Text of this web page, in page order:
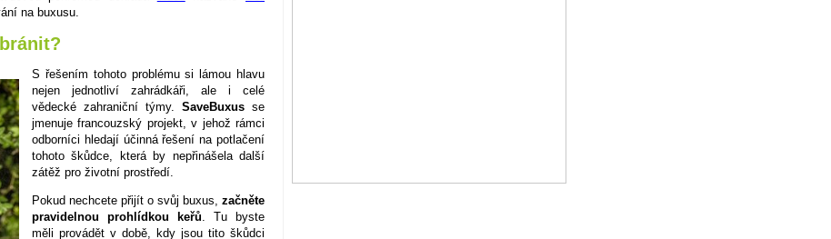
na buxusu.
S řešením tohoto problému si lámou hlavu
nejen jednotliví zahrádkáři, ale i celé
vědecké zahraniční týmy. SaveBuxus se
jmenuje francouzský projekt, v jehož rámci
odborníci hledají účinná řešení na potlačení
tohoto škůdce, která by nepřinášela další
zátěž pro životní prostředí.
Pokud nechcete přijít o svůj buxus, začněte
pravidelnou prohlídkou keřů . Tu byste
měli provádět v době, kdy jsou tito škůdci